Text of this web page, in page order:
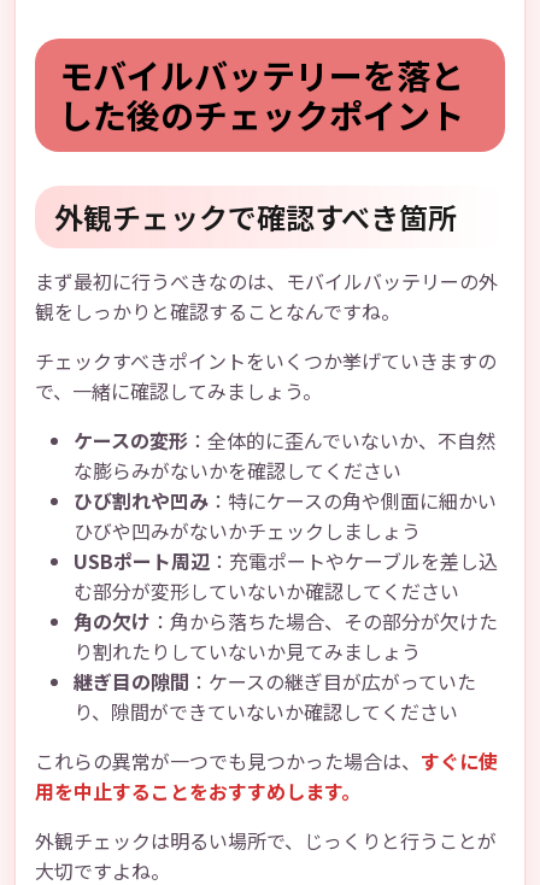
モバイルバッテリーを落と
した後のチェックポイント
外観チェックで確認すべき箇所
まず最初に行うべきなのは、モバイルバッテリーの外
観をしっかりと確認することなんですね。
チェックすべきポイントをいくつか挙げていきますの
で、一緒に確認してみましょう。
ケースの変形 ：全体的に歪んでいないか、不自然
な膨らみがないかを確認してください
ひび割れや凹み ：特にケースの角や側面に細かい
ひびや凹みがないかチェックしましょう
USBポート周辺 ：充電ポートやケーブルを差し込
む部分が変形していないか確認してください
角の欠け ：角から落ちた場合、その部分が欠けた
り割れたりしていないか見てみましょう
継ぎ目の隙間 ：ケースの継ぎ目が広がっていた
り、隙間ができていないか確認してください
これらの異常が一つでも見つかった場合は、 すぐに使
用を中止することをおすすめします。
外観チェックは明るい場所で、じっくりと行うことが
大切ですよね。